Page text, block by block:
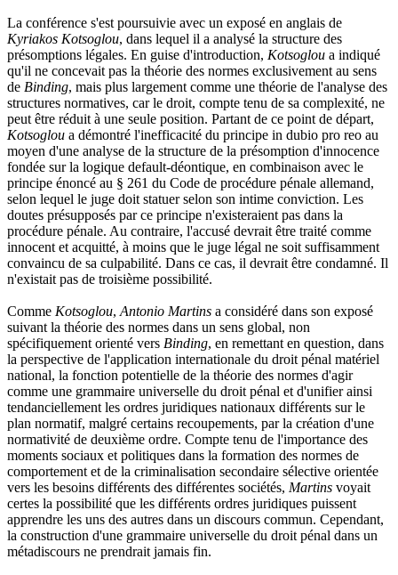
La conférence s'est poursuivie avec un exposé en anglais de
Kyriakos Kotsoglou, dans lequel il a analysé la structure des
présomptions légales. En guise d'introduction, Kotsoglou a indiqué
qu'il ne concevait pas la théorie des normes exclusivement au sens
de Binding, mais plus largement comme une théorie de l'analyse des
structures normatives, car le droit, compte tenu de sa complexité, ne
peut être réduit à une seule position. Partant de ce point de départ,
Kotsoglou a démontré l'inefficacité du principe in dubio pro reo au
moyen d'une analyse de la structure de la présomption d'innocence
fondée sur la logique default-déontique, en combinaison avec le
principe énoncé au § 261 du Code de procédure pénale allemand,
selon lequel le juge doit statuer selon son intime conviction. Les
doutes présupposés par ce principe n'existeraient pas dans la
procédure pénale. Au contraire, l'accusé devrait être traité comme
innocent et acquitté, à moins que le juge légal ne soit suffisamment
convaincu de sa culpabilité. Dans ce cas, il devrait être condamné. Il
n'existait pas de troisième possibilité.
Comme Kotsoglou, Antonio Martins a considéré dans son exposé
suivant la théorie des normes dans un sens global, non
spécifiquement orienté vers Binding, en remettant en question, dans
la perspective de l'application internationale du droit pénal matériel
national, la fonction potentielle de la théorie des normes d'agir
comme une grammaire universelle du droit pénal et d'unifier ainsi
tendanciellement les ordres juridiques nationaux différents sur le
plan normatif, malgré certains recoupements, par la création d'une
normativité de deuxième ordre. Compte tenu de l'importance des
moments sociaux et politiques dans la formation des normes de
comportement et de la criminalisation secondaire sélective orientée
vers les besoins différents des différentes sociétés, Martins voyait
certes la possibilité que les différents ordres juridiques puissent
apprendre les uns des autres dans un discours commun. Cependant,
la construction d'une grammaire universelle du droit pénal dans un
métadiscours ne prendrait jamais fin.